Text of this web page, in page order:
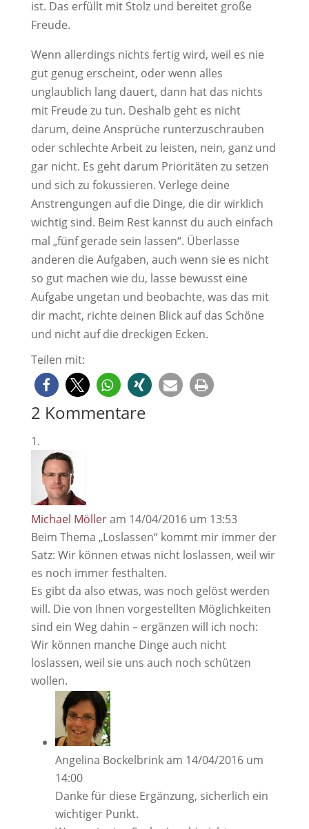
ist. Das erfüllt mit Stolz und bereitet große
Freude.
Wenn allerdings nichts fertig wird, weil es nie
gut genug erscheint, oder wenn alles
unglaublich lang dauert, dann hat das nichts
mit Freude zu tun. Deshalb geht es nicht
darum, deine Ansprüche runterzuschrauben
oder schlechte Arbeit zu leisten, nein, ganz und
gar nicht. Es geht darum Prioritäten zu setzen
und sich zu fokussieren. Verlege deine
Anstrengungen auf die Dinge, die dir wirklich
wichtig sind. Beim Rest kannst du auch einfach
mal „fünf gerade sein lassen“. Überlasse
anderen die Aufgaben, auch wenn sie es nicht
so gut machen wie du, lasse bewusst eine
Aufgabe ungetan und beobachte, was das mit
dir macht, richte deinen Blick auf das Schöne
und nicht auf die dreckigen Ecken.
Teilen mit:
2 Kommentare
Michael Mölleram 14/04/2016 um 13:53
Beim Thema „Loslassen“ kommt mir immer der
Satz: Wir können etwas nicht loslassen, weil wir
es noch immer festhalten.
Es gibt da also etwas, was noch gelöst werden
will. Die von Ihnen vorgestellten Möglichkeiten
sind ein Weg dahin – ergänzen will ich noch:
Wir können manche Dinge auch nicht
loslassen, weil sie uns auch noch schützen
wollen.
Angelina Bockelbrinkam 14/04/2016 um
14:00
Danke für diese Ergänzung, sicherlich ein
wichtiger Punkt.